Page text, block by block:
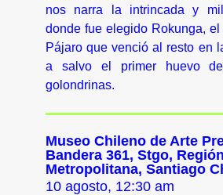
nos narra la intrincada y
donde fue elegido Rokunga,
Pájaro que venció al resto en
a salvo el primer huevo
golondrinas.
Museo Chileno de Arte
Bandera 361, Stgo, Región
Metropolitana, Santiago
10 agosto, 12:30 am